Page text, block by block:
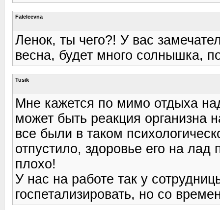
Faleleevna
Ленок, ты чего?! У вас
весна, будет много солнышка,
Tusik
Мне кажется по мимо отдыха
может быть реакция организна
все были в таком
отпустило, здоровье его на лад
плохо!
У нас на работе так у
госпетализировать, но со